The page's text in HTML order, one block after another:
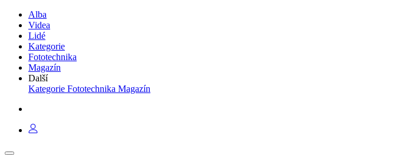
Alba
Videa
Lidé
Kategorie
Fototechnika
Magazín
Další
Kategorie Fototechnika Magazín